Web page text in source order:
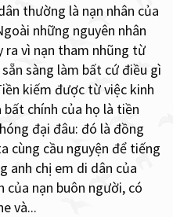
thường là nạn nhân của
những nguyên nhân
ra vì nạn tham nhũng từ
sàng làm bất cứ điều gì
kiếm được từ việc kinh
bất chính của họ là tiền
đại đâu: đó là đồng
cùng cầu nguyện để tiếng
anh chị em di dân của
của nạn buôn người, có
và...